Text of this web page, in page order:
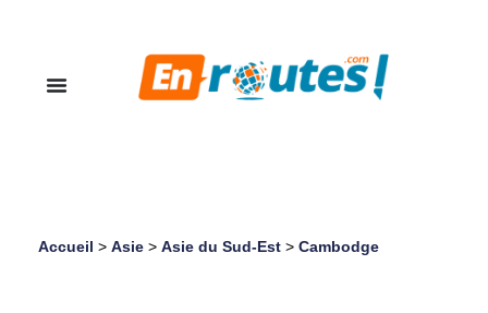
Accueil > Asie > Asie du Sud-Est > Cambodge